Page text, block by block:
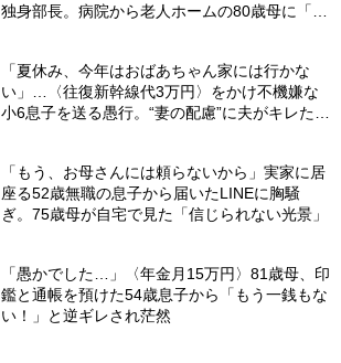
独身部長。病院から老人ホームの80歳母に「お
「夏休み、今年はおばあちゃん家には行かな
い」…〈往復新幹線代3万円〉をかけ不機嫌な
小6息子を送る愚行。“妻の配慮”に夫がキレたワ
「もう、お母さんには頼らないから」実家に居
座る52歳無職の息子から届いたLINEに胸騒
ぎ。75歳母が自宅で見た「信じられない光景」
「愚かでした…」〈年金月15万円〉81歳母、印
鑑と通帳を預けた54歳息子から「もう一銭もな
い！」と逆ギレされ茫然